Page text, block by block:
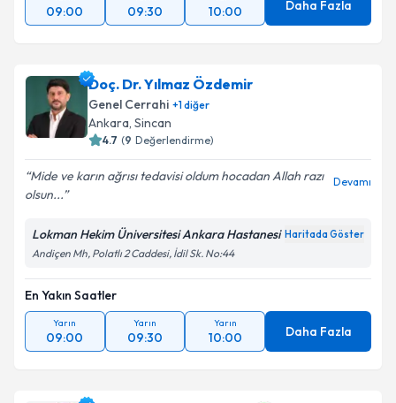
09:00 09:30 10:00 Daha Fazla
Doç. Dr. Yılmaz Özdemir
Genel Cerrahi +1diğer
Ankara, Sincan
4.7 (9 Değerlendirme)
Mide ve karın ağrısı tedavisi oldum hocadan Allah razı
olsun...
Devamı
Lokman Hekim Üniversitesi Ankara Hastanesi Haritada Göster
Andiçen Mh, Polatlı 2 Caddesi, İdil Sk. No:44
En Yakın Saatler
Yarın
09:00
Yarın
09:30
Yarın
10:00 Daha Fazla